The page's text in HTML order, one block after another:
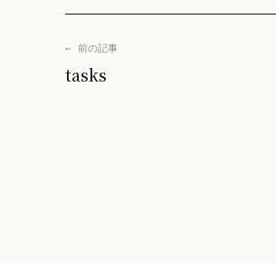
← 前の記事
tasks